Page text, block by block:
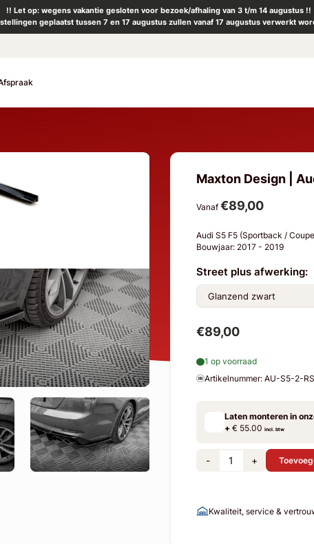
!! Let op: wegens vakantie gesloten voor bezoek/afhaling van 3 t/m 14 augustus !!
geplaatst tussen 7 en 17 augustus zullen vanaf 17 augustus verwerkt
Maxton Design |
Vanaf €89,00
Audi S5 F5 (Sportback /
Bouwjaar: 2017 - 2019
Street plus afwerking:
€89,00
1 op voorraad
Artikelnummer: AU-S5-2-
Laten monteren in
+€ 55.00 incl. btw
- +
Kwaliteit, service &